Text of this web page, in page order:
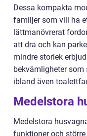
Dessa kompakta
familjer som vill ha
lättmanövrerat
att dra och kan
mindre storlek
bekvämligheter
ibland även
Medelstora
Medelstora
funktioner och